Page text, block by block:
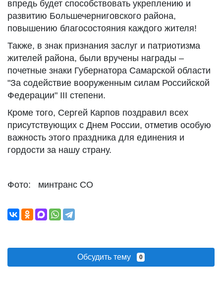
впредь будет способствовать укреплению и
развитию Большечерниговского района,
повышению благосостояния каждого жителя!
Также, в знак признания заслуг и патриотизма
жителей района, были вручены награды –
почетные знаки Губернатора Самарской области
"За содействие вооруженным силам Российской
Федерации" III степени.
Кроме того, Сергей Карпов поздравил всех
присутствующих с Днем России, отметив особую
важность этого праздника для единения и
гордости за нашу страну.
Фото: минтранс СО
Обсудить тему 0